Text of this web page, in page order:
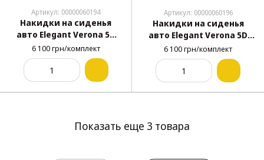
Артикул: 00000060194
Накидки на сиденья
авто Elegant Verona 5D
комплект черные (700
146)
6 100 грн/комплект
Артикул: 00000060196
Накидки на сиденья
авто Elegant Verona 5D
комплект бежевые (700
144)
6 100 грн/комплект
Показать еще 3 товара